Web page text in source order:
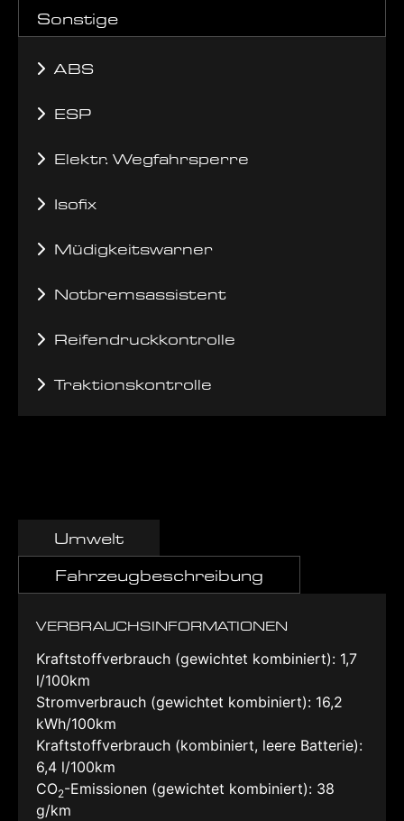
Sonstige
ABS
ESP
Elektr. Wegfahrsperre
Isofix
Müdigkeitswarner
Notbremsassistent
Reifendruckkontrolle
Traktionskontrolle
Umwelt
Fahrzeugbeschreibung
VERBRAUCHSINFORMATIONEN
Kraftstoffverbrauch (gewichtet kombiniert): 1,7
l/100km
Stromverbrauch (gewichtet kombiniert): 16,2
kWh/100km
Kraftstoffverbrauch (kombiniert, leere Batterie):
6,4 l/100km
CO2-Emissionen (gewichtet kombiniert): 38
g/km